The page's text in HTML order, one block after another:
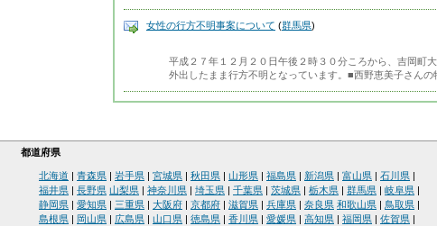
女性の行方不明事案について (群馬県)
平成２７年１２月２０日午後２時３０分ころから、吉岡町
外出したまま行方不明となっています。■西野恵美子さん
都道府県
北海道 青森県 岩手県 宮城県 秋田県 山形県 福島県 新潟県 富山県 石川県
福井県
長野県 山梨県 神奈川県 埼玉県 千葉県 茨城県 栃木県 群馬県 岐阜県
静岡県
愛知県 三重県 大阪府 京都府 滋賀県 兵庫県 奈良県 和歌山県 鳥取県
島根県
岡山県 広島県 山口県 徳島県 香川県 愛媛県 高知県 福岡県 佐賀県